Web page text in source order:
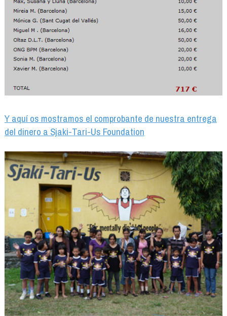
Y aquí os mostramos el comprobante de nuestra entrega
del dinero a Sjaki-Tari-Us Foundation